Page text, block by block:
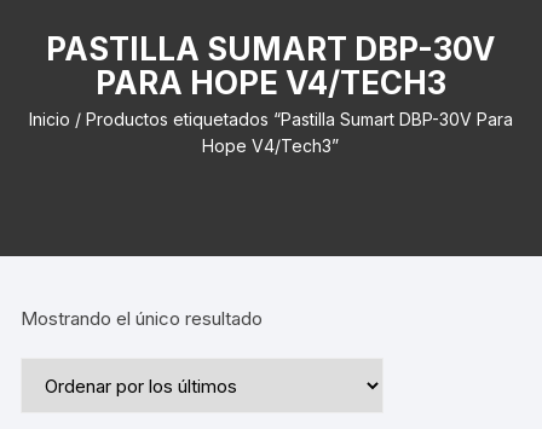
PASTILLA SUMART DBP-30V
PARA HOPE V4/TECH3
Inicio / Productos etiquetados “Pastilla Sumart DBP-30V Para
Hope V4/Tech3”
Mostrando el único resultado